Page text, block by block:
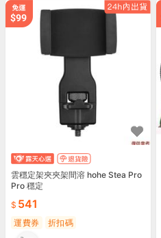
雲穩定架夾夾架間溶 hohe Stea Pro
Pro 穩定
541
運費券 折扣碼